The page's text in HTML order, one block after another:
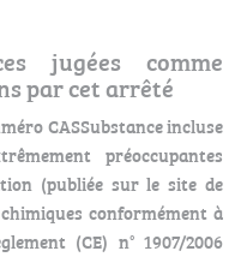
jugées comme
par cet arrêté
CASSubstance incluse
préoccupantes
(publiée sur le site de
conformément à
(CE) n° 1907/2006